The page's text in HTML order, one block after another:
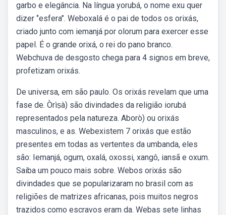
garbo e elegância. Na língua yorubá, o nome exu quer
dizer ‘’esfera’’. Weboxalá é o pai de todos os orixás,
criado junto com iemanjá por olorum para exercer esse
papel. É o grande orixá, o rei do pano branco.
Webchuva de desgosto chega para 4 signos em breve,
profetizam orixás.
De universa, em são paulo. Os orixás revelam que uma
fase de. Òrìṣà) são divindades da religião iorubá
representados pela natureza. Aborò) ou orixás
masculinos, e as. Webexistem 7 orixás que estão
presentes em todas as vertentes da umbanda, eles
são: Iemanjá, ogum, oxalá, oxossi, xangô, iansã e oxum.
Saiba um pouco mais sobre. Webos orixás são
divindades que se popularizaram no brasil com as
religiões de matrizes africanas, pois muitos negros
trazidos como escravos eram da. Webas sete linhas